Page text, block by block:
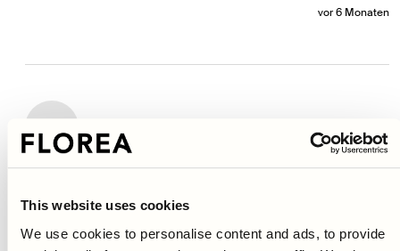
This website uses cookies
We use cookies to personalise content and ads, to provide
vor 6 Monaten